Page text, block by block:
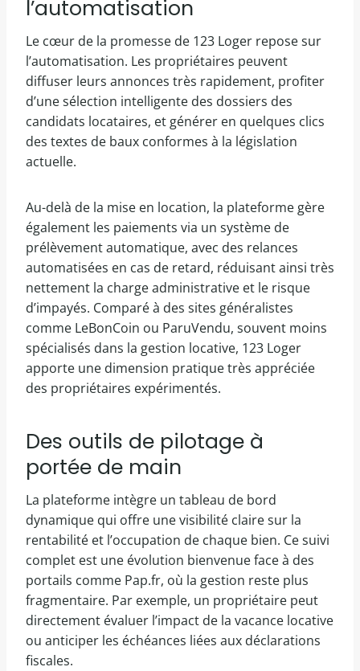
l’automatisation
Le cœur de la promesse de 123 Loger repose sur
l’automatisation. Les propriétaires peuvent
diffuser leurs annonces très rapidement, profiter
d’une sélection intelligente des dossiers des
candidats locataires, et générer en quelques clics
des textes de baux conformes à la législation
actuelle.
Au-delà de la mise en location, la plateforme gère
également les paiements via un système de
prélèvement automatique, avec des relances
automatisées en cas de retard, réduisant ainsi très
nettement la charge administrative et le risque
d’impayés. Comparé à des sites généralistes
comme LeBonCoin ou ParuVendu, souvent moins
spécialisés dans la gestion locative, 123 Loger
apporte une dimension pratique très appréciée
des propriétaires expérimentés.
Des outils de pilotage à
portée de main
La plateforme intègre un tableau de bord
dynamique qui offre une visibilité claire sur la
rentabilité et l’occupation de chaque bien. Ce suivi
complet est une évolution bienvenue face à des
portails comme Pap.fr, où la gestion reste plus
fragmentaire. Par exemple, un propriétaire peut
directement évaluer l’impact de la vacance locative
ou anticiper les échéances liées aux déclarations
fiscales.